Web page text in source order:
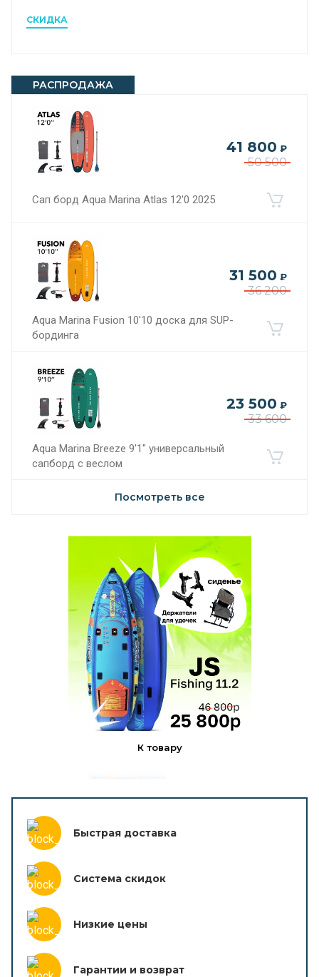
СКИДКА
РАСПРОДАЖА
50 500
41 800 ₽
Сап борд Aqua Marina Atlas 12'0 2025
36 200
31 500 ₽
Aqua Marina Fusion 10'10 доска для SUP-
бординга
33 600
23 500 ₽
Aqua Marina Breeze 9'1" универсальный
сапборд с веслом
Посмотреть все
К товару
Быстрая доставка
Система скидок
Низкие цены
Гарантии и возврат